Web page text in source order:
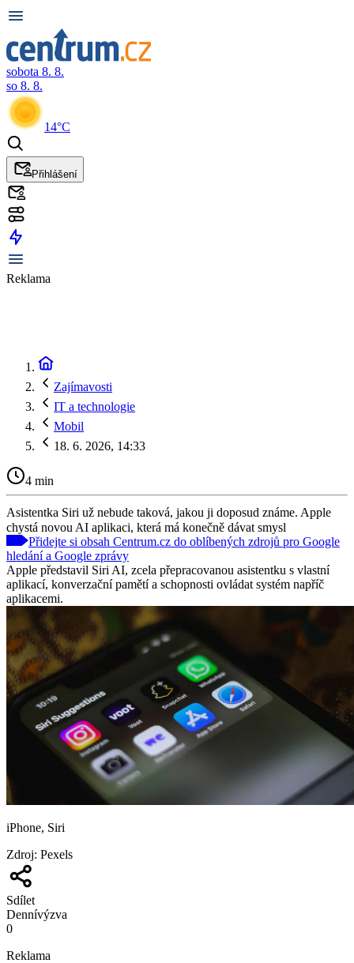
sobota 8. 8.
so 8. 8.
14°C
Přihlášení
Reklama
Zajímavosti
IT a technologie
Mobil
18. 6. 2026, 14:33
4 min
Asistentka Siri už nebude taková, jakou ji doposud známe. Apple
chystá novou AI aplikaci, která má konečně dávat smysl
Přidejte si obsah Centrum.cz do oblíbených zdrojů pro Google
hledání a Google zprávy
Apple představil Siri AI, zcela přepracovanou asistentku s vlastní
aplikací, konverzační pamětí a schopnosti ovládat systém napříč
aplikacemi.
iPhone, Siri
Zdroj: Pexels
Sdílet
Dennívýzva
0
Reklama